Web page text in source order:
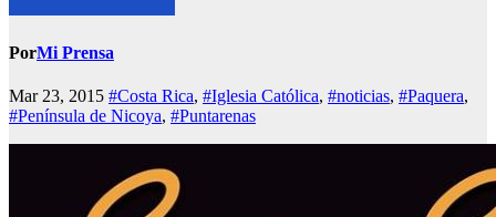
PorMi Prensa
Mar 23, 2015 #Costa Rica, #Iglesia Católica, #noticias, #Paquera,
#Península de Nicoya, #Puntarenas